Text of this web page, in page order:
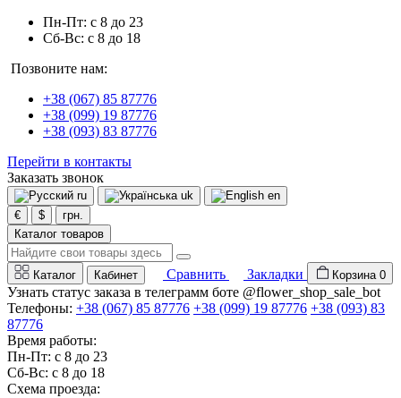
Пн-Пт: с 8 до 23
Сб-Вс: с 8 до 18
Позвоните нам:
+38 (067) 85 87776
+38 (099) 19 87776
+38 (093) 83 87776
Перейти в контакты
Заказать звонок
ru uk
en
€
$
грн.
Каталог товаров
Каталог Кабинет Сравнить Закладки Корзина 0
Узнать статус заказа в телеграмм боте @flower_shop_sale_bot
Телефоны: +38 (067) 85 87776 +38 (099) 19 87776 +38 (093) 83
87776
Время работы:
Пн-Пт: с 8 до 23
Сб-Вс: с 8 до 18
Схема проезда: